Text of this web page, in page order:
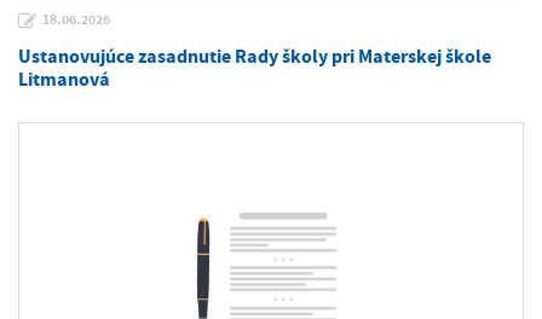
18.06.2026
Ustanovujúce zasadnutie Rady školy pri Materskej škole
Litmanová